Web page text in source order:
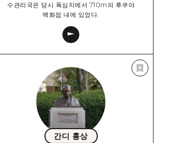
수관리국은 당시 폭심지에서 710m의 후쿠야
백화점 내에 있었다.
간디 흉상